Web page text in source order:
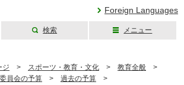
Foreign Languages
検索 メニュー
ジ > スポーツ・教育・文化 > 教育全般 >
員会の予算 > 過去の予算 >